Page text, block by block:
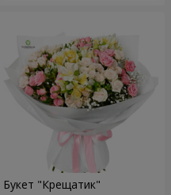
Букет "Крещатик"